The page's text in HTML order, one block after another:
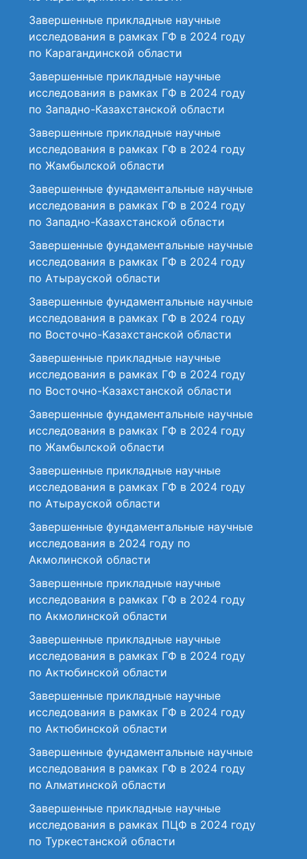
Завершенные прикладные научные
исследования в рамках ГФ в 2024 году
по Карагандинской области
Завершенные прикладные научные
исследования в рамках ГФ в 2024 году
по Западно-Казахстанской области
Завершенные прикладные научные
исследования в рамках ГФ в 2024 году
по Жамбылской области
Завершенные фундаментальные научные
исследования в рамках ГФ в 2024 году
по Западно-Казахстанской области
Завершенные фундаментальные научные
исследования в рамках ГФ в 2024 году
по Атырауской области
Завершенные фундаментальные научные
исследования в рамках ГФ в 2024 году
по Восточно-Казахстанской области
Завершенные прикладные научные
исследования в рамках ГФ в 2024 году
по Восточно-Казахстанской области
Завершенные фундаментальные научные
исследования в рамках ГФ в 2024 году
по Жамбылской области
Завершенные прикладные научные
исследования в рамках ГФ в 2024 году
по Атырауской области
Завершенные фундаментальные научные
исследования в 2024 году по
Акмолинской области
Завершенные прикладные научные
исследования в рамках ГФ в 2024 году
по Акмолинской области
Завершенные прикладные научные
исследования в рамках ГФ в 2024 году
по Актюбинской области
Завершенные прикладные научные
исследования в рамках ГФ в 2024 году
по Актюбинской области
Завершенные фундаментальные научные
исследования в рамках ГФ в 2024 году
по Алматинской области
Завершенные прикладные научные
исследования в рамках ПЦФ в 2024 году
по Туркестанской области